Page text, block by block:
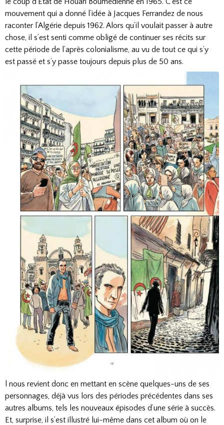
mouvement qui a donné l’idée à Jacques Ferrandez de nous
raconter l’Algérie depuis 1962. Alors qu’il voulait passer à autre
chose, il s’est senti comme obligé de continuer ses récits sur
cette période de l’après colonialisme, au vu de tout ce qui s’y
est passé et s’y passe toujours depuis plus de 50 ans.
l nous revient donc en mettant en scène quelques-uns de ses
personnages, déjà vus lors des périodes précédentes dans ses
autres albums, tels les nouveaux épisodes d’une série à succès.
Et, surprise, il s’est illustré lui-même dans cet album où on le